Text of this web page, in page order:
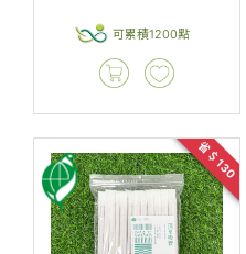
可累積1200點
省＄130